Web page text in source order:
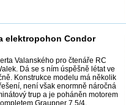
elektropohon Condor
Valanského pro čtenáře RC
Dá se s ním úspěšně létat ve
Konstrukce modelu má několik
není však enormně náročná
trup a je poháněn motorem
Graupner 7,5/4.